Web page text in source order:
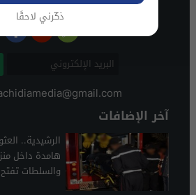
آخر الإضافات
الرشيدية..
هامدة داخل
والسلطات
ذكّرني لاحقًا